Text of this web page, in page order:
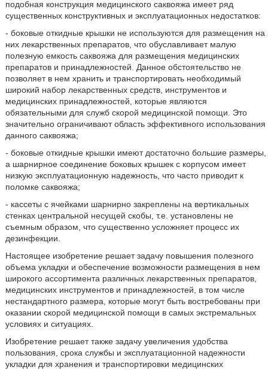
подобная конструкция медицинского саквояжа имеет ряд
существенных конструктивных и эксплуатационных недостатков:
- боковые откидные крышки не используются для размещения на
них лекарственных препаратов, что обуславливает малую
полезную емкость саквояжа для размещения медицинских
препаратов и принадлежностей. Данное обстоятельство не
позволяет в нем хранить и транспортировать необходимый
широкий набор лекарственных средств, инструментов и
медицинских принадлежностей, которые являются
обязательными для служб скорой медицинской помощи. Это
значительно ограничивают область эффективного использования
данного саквояжа;
- боковые откидные крышки имеют достаточно большие размеры,
а шарнирное соединение боковых крышек с корпусом имеет
низкую эксплуатационную надежность, что часто приводит к
поломке саквояжа;
- кассеты с ячейками шарнирно закреплены на вертикальных
стенках центральной несущей скобы, т.е. установлены не
съемным образом, что существенно усложняет процесс их
дезинфекции.
Настоящее изобретение решает задачу повышения полезного
объема укладки и обеспечение возможности размещения в нем
широкого ассортимента различных лекарственных препаратов,
медицинских инструментов и принадлежностей, в том числе
нестандартного размера, которые могут быть востребованы при
оказании скорой медицинской помощи в самых экстремальных
условиях и ситуациях.
Изобретение решает также задачу увеличения удобства
пользования, срока службы и эксплуатационной надежности
укладки для хранения и транспортировки медицинских